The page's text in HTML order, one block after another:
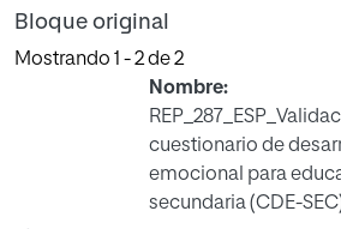
Bloque original
Mostrando 1 - 2 de 2
Nombre:
cuestionario de
emocional para
secundaria (CDE-